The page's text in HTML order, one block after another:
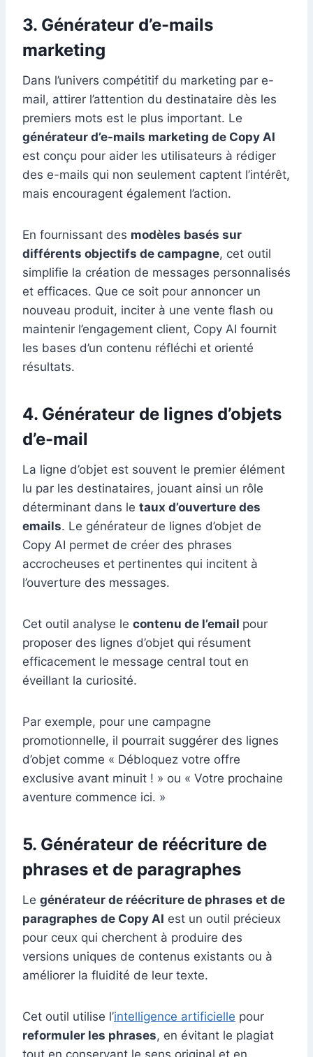
3. Générateur d’e-mails
marketing
Dans l’univers compétitif du marketing par e-
mail, attirer l’attention du destinataire dès les
premiers mots est le plus important. Le
générateur d’e-mails marketing de Copy AI
est conçu pour aider les utilisateurs à rédiger
des e-mails qui non seulement captent l’intérêt,
mais encouragent également l’action.
En fournissant des modèles basés sur
différents objectifs de campagne, cet outil
simplifie la création de messages personnalisés
et efficaces. Que ce soit pour annoncer un
nouveau produit, inciter à une vente flash ou
maintenir l’engagement client, Copy AI fournit
les bases d’un contenu réfléchi et orienté
résultats.
4. Générateur de lignes d’objets
d’e-mail
La ligne d’objet est souvent le premier élément
lu par les destinataires, jouant ainsi un rôle
déterminant dans le taux d’ouverture des
emails. Le générateur de lignes d’objet de
Copy AI permet de créer des phrases
accrocheuses et pertinentes qui incitent à
l’ouverture des messages.
Cet outil analyse le contenu de l’email pour
proposer des lignes d’objet qui résument
efficacement le message central tout en
éveillant la curiosité.
Par exemple, pour une campagne
promotionnelle, il pourrait suggérer des lignes
d’objet comme « Débloquez votre offre
exclusive avant minuit ! » ou « Votre prochaine
aventure commence ici. »
5. Générateur de réécriture de
phrases et de paragraphes
Le générateur de réécriture de phrases et de
paragraphes de Copy AI est un outil précieux
pour ceux qui cherchent à produire des
versions uniques de contenus existants ou à
améliorer la fluidité de leur texte.
Cet outil utilise l’intelligence artificielle pour
reformuler les phrases, en évitant le plagiat